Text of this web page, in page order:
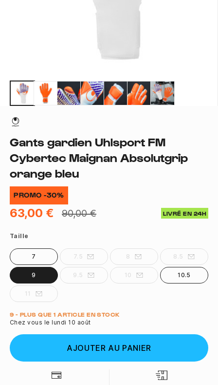
Gants gardien Uhlsport FM
Cybertec Maignan Absolutgrip
orange bleu
PROMO -30%
63,00 € 90,00 € LIVRÉ EN 24H
Taille
7 7.5 8 8.5
9 9.5 10 10.5
11
Quantité
9 - PLUS QUE 1 ARTICLE EN STOCK
Chez vous le lundi 10 août
AJOUTER AU PANIER